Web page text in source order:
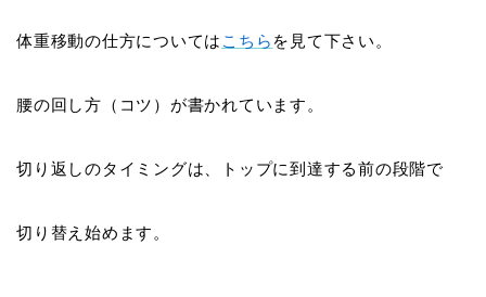
体重移動の仕方については こちら を見て下さい。
腰の回し方（コツ）が書かれています。
切り返しのタイミングは、トップに到達する前の段階で
切り替え始めます。